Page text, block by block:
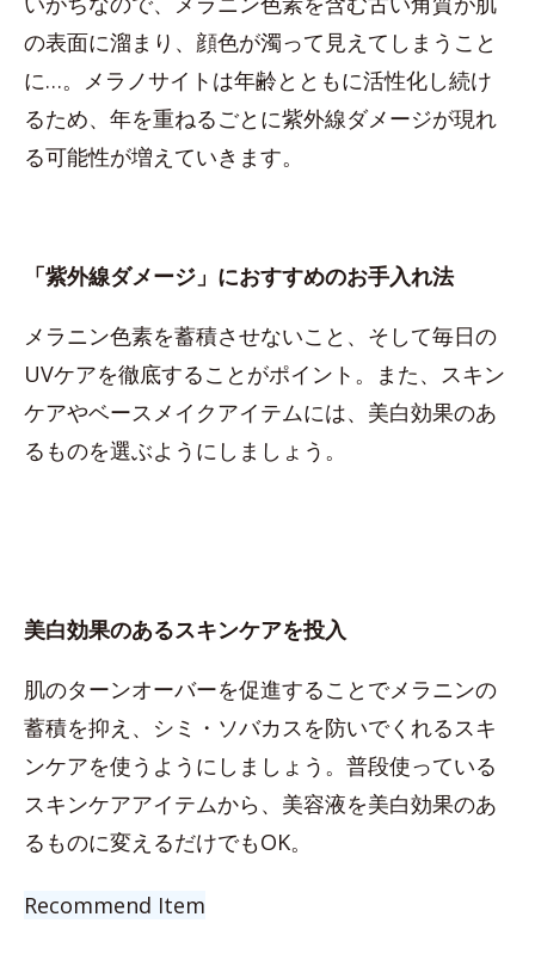
の表面に溜まり、顔色が濁って見えてしまうこと
に…。メラノサイトは年齢とともに活性化し続け
るため、年を重ねるごとに紫外線ダメージが現れ
る可能性が増えていきます。
「紫外線ダメージ」におすすめのお手入れ法
メラニン色素を蓄積させないこと、そして毎日の
UVケアを徹底することがポイント。また、スキン
ケアやベースメイクアイテムには、美白効果のあ
るものを選ぶようにしましょう。
美白効果のあるスキンケアを投入
肌のターンオーバーを促進することでメラニンの
蓄積を抑え、シミ・ソバカスを防いでくれるスキ
ンケアを使うようにしましょう。普段使っている
スキンケアアイテムから、美容液を美白効果のあ
るものに変えるだけでもOK。
Recommend Item